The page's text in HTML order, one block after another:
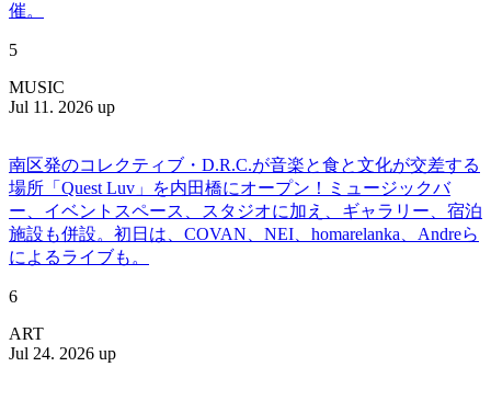
催。
5
MUSIC
Jul 11. 2026 up
南区発のコレクティブ・D.R.C.が⾳楽と⾷と⽂化が交差する
場所「Quest Luv」を内田橋にオープン！ミュージックバ
ー、イベントスペース、スタジオに加え、ギャラリー、宿泊
施設も併設。初日は、COVAN、NEI、homarelanka、Andreら
によるライブも。
6
ART
Jul 24. 2026 up